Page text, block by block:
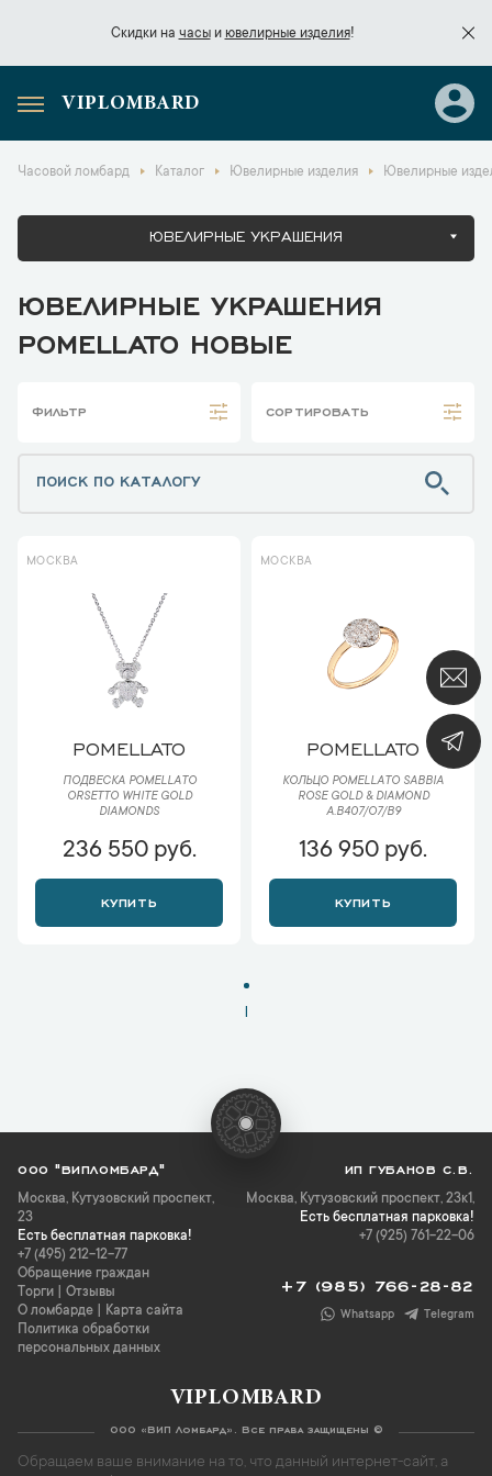
Скидки на часыи ювелирные изделия!
Скидки начасы
VIPLOMBARD
Часовой ломбард Каталог Ювелирные изделия Ювелирные
ЮВЕЛИРНЫЕ УКРАШЕНИЯ
ЮВЕЛИРНЫЕ УКРАШЕНИЯ
POMELLATO НОВЫЕ
ФИЛЬТР СОРТИРОВАТЬ
МОСКВА
POMELLATO
ПОДВЕСКА POMELLATO
ORSETTO WHITE GOLD
DIAMONDS
236 550 руб.
КУПИТЬ
МОСКВА
POMELLATO
КОЛЬЦО POMELLATO SABBIA
ROSE GOLD & DIAMOND
A.B407/O7/B9
136 950 руб.
КУПИТЬ
1
ООО "ВИПЛОМБАРД"
Москва, Кутузовский проспект,
23
Есть бесплатная парковка!
+7 (495) 212-12-77
Обращение граждан
Торги
Отзывы
О ломбарде
Карта сайта
Политика обработки
персональных данных
ИП ГУБАНОВ С.В.
Москва, Кутузовский проспект, 23к1,
Есть бесплатная парковка!
+7 (925) 761-22-06
+7 (985) 766-28-82
Whatsapp Telegram
VIPLOMBARD
ООО «ВИП Ломбард». Все права защищены ©
Обращаем ваше внимание на то, что данный интернет-сайт, а